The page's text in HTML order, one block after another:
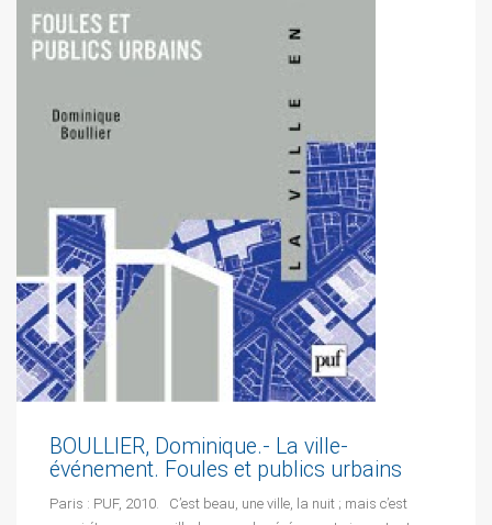
BOULLIER, Dominique.- La ville-
événement. Foules et publics urbains
Paris : PUF, 2010. C’est beau, une ville, la nuit ; mais c’est